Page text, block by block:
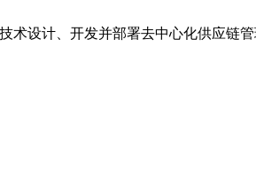
设计、开发并部署去中心化供应链